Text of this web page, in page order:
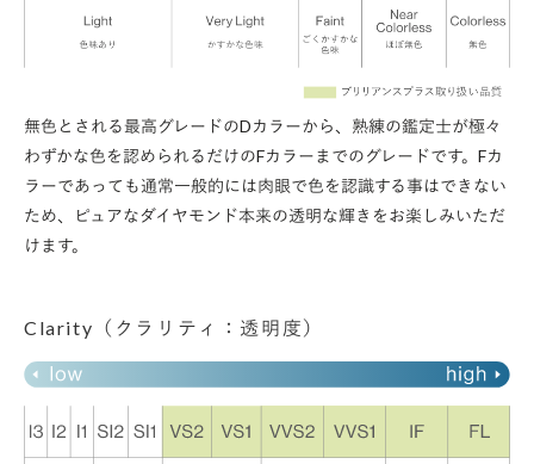
無色とされる最高グレードのDカラーから、熟練の鑑定士が極々
わずかな色を認められるだけのFカラーまでのグレードです。Fカ
ラーであっても通常一般的には肉眼で色を認識する事はできない
ため、ピュアなダイヤモンド本来の透明な輝きをお楽しみいただ
けます。
Clarity（クラリティ：透明度）